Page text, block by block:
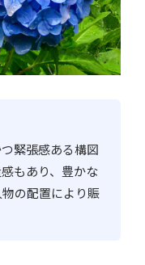
緊張感ある構図
もあり、豊かな
の配置により賑